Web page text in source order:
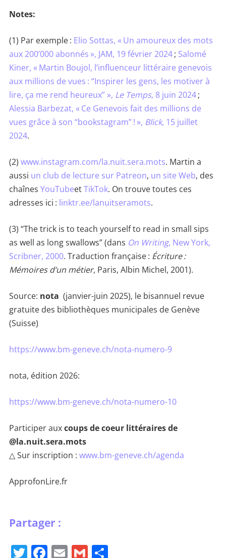
Notes:
(1) Par exemple : Elio Sottas, « Un amoureux des mots
aux 200’000 abonnés », JAM, 19 février 2024; Salomé
Kiner, « Martin Boujol, l’influenceur littéraire genevois
aux millions de vues : “Inspirer les gens, les motiver à
lire, ça me rend heureux” », Le Temps, 8 juin 2024;
Alessia Barbezat, « Ce Genevois fait des millions de
vues grâce à son “bookstagram” ! », Blick, 15 juillet
2024.
(2) www.instagram.com/la.nuit.sera.mots. Martin a
aussi un club de lecture sur Patreon, un site Web, des
chaînes YouTubeetTikTok. On trouve toutes ces
adresses ici : linktr.ee/lanuitseramots.
(3) “The trick is to teach yourself to read in small sips
as well as long swallows” (dans On Writing, New York,
Scribner, 2000. Traduction française : Écriture :
Mémoires d’un métier, Paris, Albin Michel, 2001).
Source: nota (janvier-juin 2025), le bisannuel revue
gratuite des bibliothèques municipales de Genève
(Suisse)
https://www.bm-geneve.ch/nota-numero-9
nota, édition 2026:
https://www.bm-geneve.ch/nota-numero-10
Participer auxcoups de coeur littéraires de
@la.nuit.sera.mots
△ Sur inscription : www.bm-geneve.ch/agenda
ApprofonLire.fr
T F E G P